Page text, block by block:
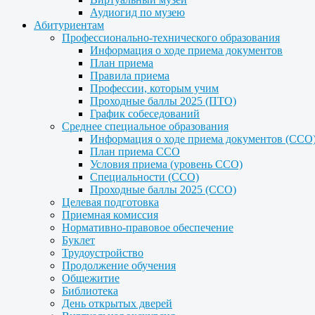
Аудиогид по музею
Абитуриентам
Профессионально-технического образования
Информация о ходе приема документов
План приема
Правила приема
Профессии, которым учим
Проходные баллы 2025 (ПТО)
График собеседований
Среднее специальное образования
Информация о ходе приема документов
План приема ССО
Условия приема (уровень ССО)
Специальности (ССО)
Проходные баллы 2025 (ССО)
Целевая подготовка
Приемная комиссия
Нормативно-правовое обеспечение
Буклет
Трудоустройство
Продолжение обучения
Общежитие
Библиотека
День открытых дверей